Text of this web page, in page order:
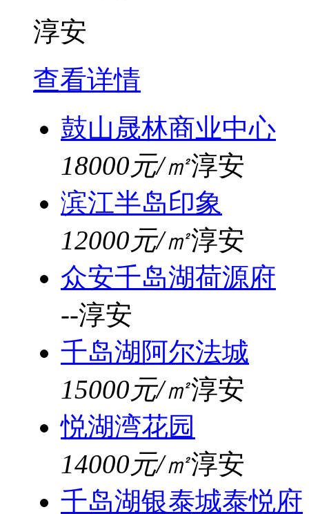
淳安
查看详情
鼓山晟林商业中心
18000元/㎡淳安
滨江半岛印象
12000元/㎡淳安
众安千岛湖荷源府
--淳安
千岛湖阿尔法城
15000元/㎡淳安
悦湖湾花园
14000元/㎡淳安
千岛湖银泰城泰悦府